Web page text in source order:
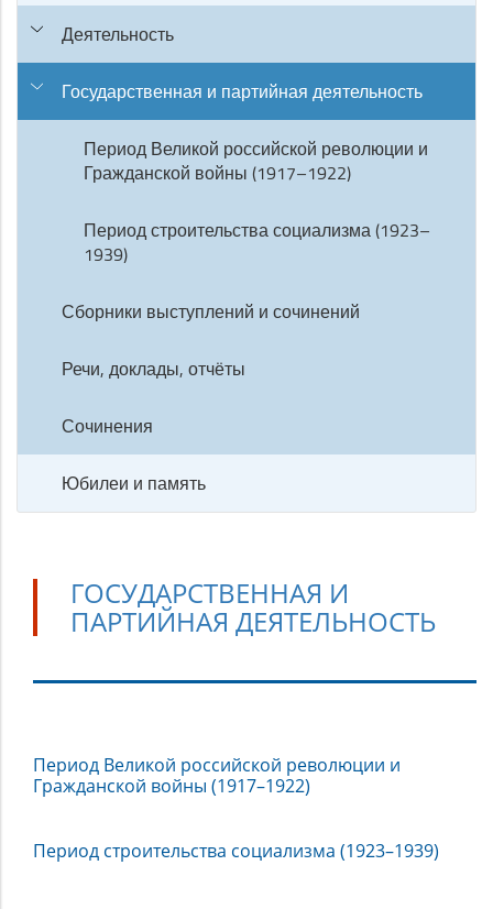
Деятельность
Государственная и партийная деятельность
Период Великой российской революции и
Гражданской войны (1917–1922)
Период строительства социализма (1923–
1939)
Сборники выступлений и сочинений
Речи, доклады, отчёты
Сочинения
Юбилеи и память
ГОСУДАРСТВЕННАЯ И
ПАРТИЙНАЯ ДЕЯТЕЛЬНОСТЬ
и
партийная
Период Великой российской революции и
Гражданской войны (1917–1922)
Период строительства социализма (1923–1939)